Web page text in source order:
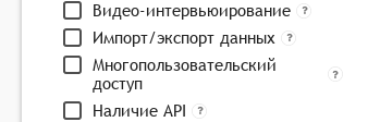
Видео-интервьюирование
Импорт/экспорт данных
Многопользовательский
доступ
Наличие API